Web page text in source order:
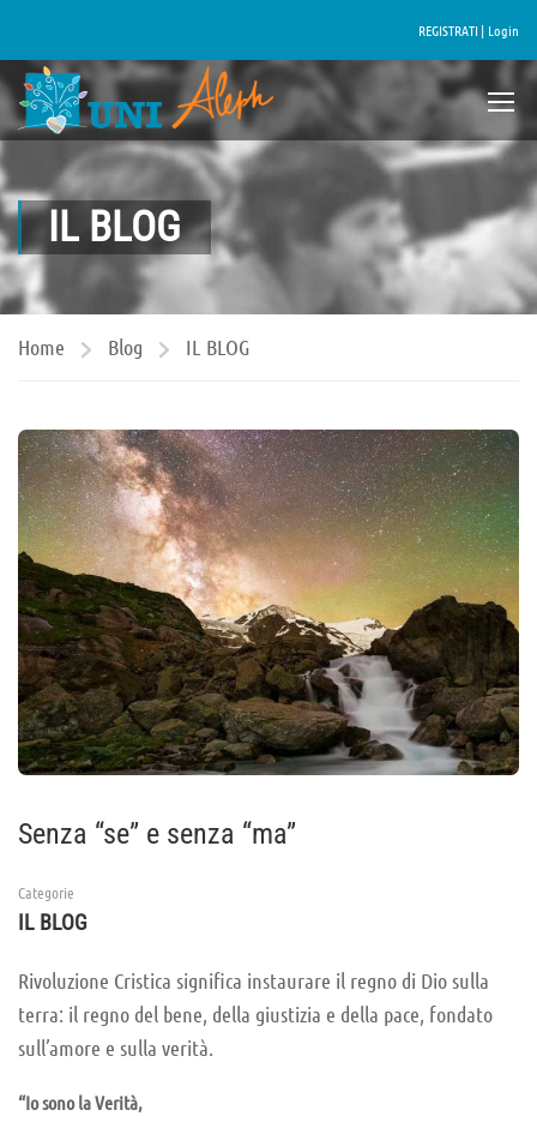
REGISTRATI | Login
IL BLOG
Home Blog IL BLOG
Senza “se” e senza “ma”
Categorie
IL BLOG
Rivoluzione Cristica significa instaurare il regno di Dio sulla
terra: il regno del bene, della giustizia e della pace, fondato
sull’amore e sulla verità.
“Io sono la Verità,